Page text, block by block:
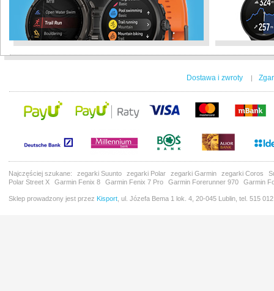
Dostawa i zwroty |
Najczęściej szukane: zegarki Suunto zegarki Polar zegarki Garmin zegarki Coros
Polar Street X
Garmin Fenix 8 Garmin Fenix 7 Pro Garmin Forerunner 970 Garmin
Sklep prowadzony jest przez Kisport , ul. Józefa Bema 1 lok. 4, 20-045 Lublin, tel. 515